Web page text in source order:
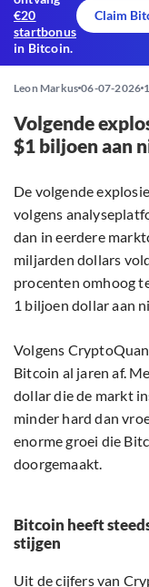
€20
startbonus
in Bitcoin.
Claim
Leon Markus 06-07-2026
Volgende
$1 biljoen aan
De volgende
volgens
dan in eerdere
miljarden dollars
procenten omhoog
1 biljoen dollar aan
Volgens
Bitcoin al jaren af.
dollar die de markt
minder hard dan
enorme groei die
doorgemaakt.
Bitcoin heeft
stijgen
Uit de cijfers van